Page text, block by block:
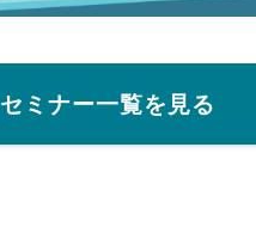
セミナー一覧を見る